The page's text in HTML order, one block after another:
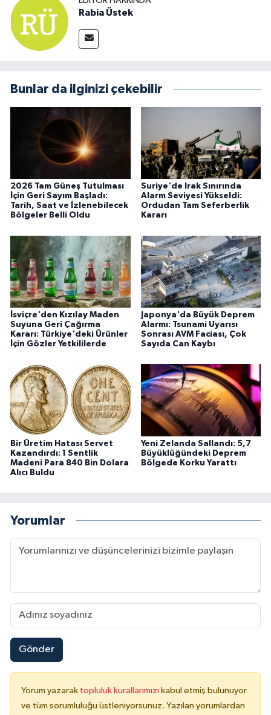
Rabia Üstek
Bunlar da ilginizi çekebilir
2026 Tam Güneş Tutulması
İçin Geri Sayım Başladı:
Tarih, Saat ve İzlenebilecek
Bölgeler Belli Oldu
Suriye'de Irak Sınırında
Alarm Seviyesi Yükseldi:
Ordudan Tam Seferberlik
Kararı
İsviçre'den Kızılay Maden
Suyuna Geri Çağırma
Kararı: Türkiye'deki Ürünler
İçin Gözler Yetkililerde
Japonya'da Büyük Deprem
Alarmı: Tsunami Uyarısı
Sonrası AVM Faciası, Çok
Sayıda Can Kaybı
Bir Üretim Hatası Servet
Kazandırdı: 1 Sentlik
Madeni Para 840 Bin Dolara
Alıcı Buldu
Yeni Zelanda Sallandı: 5,7
Büyüklüğündeki Deprem
Bölgede Korku Yarattı
Yorumlar
Gönder
Yorum yazarak topluluk kurallarımızı kabul etmiş bulunuyor
ve tüm sorumluluğu üstleniyorsunuz. Yazılan yorumlardan